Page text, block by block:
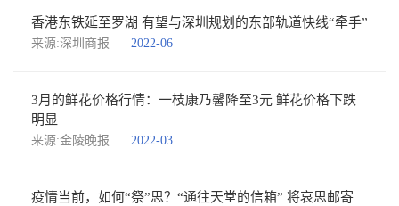
香港东铁延至罗湖 有望与深圳规划的东部轨道快线“牵手”
来源:深圳商报 2022-06
3月的鲜花价格行情：一枝康乃馨降至3元 鲜花价格下跌
明显
来源:金陵晚报 2022-03
疫情当前，如何“祭”思？“通往天堂的信箱” 将哀思邮寄